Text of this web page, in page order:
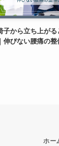
子から立ち上がる
｜伸びない腰痛の
ホー